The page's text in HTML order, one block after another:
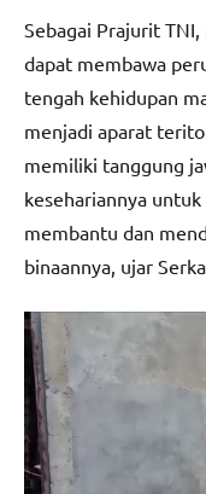
Sebagai Prajurit
dapat membawa
tengah kehidupan
menjadi aparat
memiliki tanggung
kesehariannya
membantu dan
binaannya, ujar